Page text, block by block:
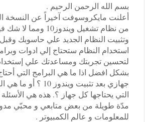
بسم الله الرحمن الرحيم .
أعلنت مايكروسوفت آخيراً عن النسخة
من نظام تشغيل
وتثبيت النظام الجديد علي حاسوبك وقبل
استخدام النظام ستحتاج إلي ادوات
بشكل افضل اذا ما هي البرامج التي
جهازي بعد تثبيت
التي يحتاجها كل جهاز ؟. هذه هي الأسئلة
مدّة طويلة من بعض متابعي و محبّي
للمعلومات و عالم الكمبيوتر .